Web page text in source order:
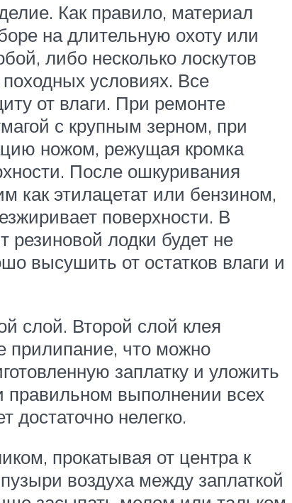
Как правило, материал
на длительную охоту или
либо несколько лоскутов
условиях. Все
от влаги. При ремонте
с крупным зерном, при
ножом, режущая кромка
После ошкуривания
как этилацетат или бензином,
поверхности. В
лодки будет не
высушить от остатков влаги и
слой. Второй слой клея
прилипание, что можно
заплатку и уложить
правильном выполнении всех
достаточно нелегко.
прокатывая от центра к
воздуха между заплаткой